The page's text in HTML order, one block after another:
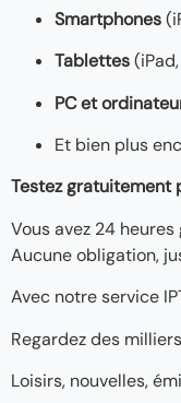
Smartphones
Tablettes
PC et
Et bien plus
Testez gratuitement
Vous avez 24
Aucune obligation,
Avec notre service
Regardez des
Loisirs, nouvelles,